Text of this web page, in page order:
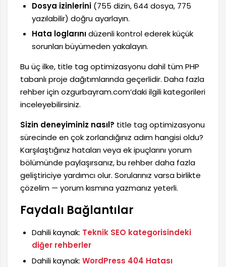
Dosya izinlerini(755 dizin, 644 dosya, 775
yazılabilir) doğru ayarlayın.
Hata loglarınıdüzenli kontrol ederek küçük
sorunları büyümeden yakalayın.
Bu üç ilke, title tag optimizasyonu dahil tüm PHP
tabanlı proje dağıtımlarında geçerlidir. Daha fazla
rehber için ozgurbayram.com’daki ilgili kategorileri
inceleyebilirsiniz.
Sizin deneyiminiz nasıl? title tag optimizasyonu
sürecinde en çok zorlandığınız adım hangisi oldu?
Karşılaştığınız hataları veya ek ipuçlarını yorum
bölümünde paylaşırsanız, bu rehber daha fazla
geliştiriciye yardımcı olur. Sorularınız varsa birlikte
çözelim — yorum kısmına yazmanız yeterli.
Faydalı Bağlantılar
Dahili kaynak: Teknik SEO kategorisindeki
diğer rehberler
Dahili kaynak: WordPress 404 Hatası